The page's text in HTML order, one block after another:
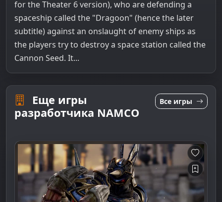
for the Theater 6 version), who are defending a
spaceship called the "Dragoon" (hence the later
subtitle) against an onslaught of enemy ships as
the players try to destroy a space station called the
Cannon Seed. It...
Еще игры
разработчика NAMCO
Все игры